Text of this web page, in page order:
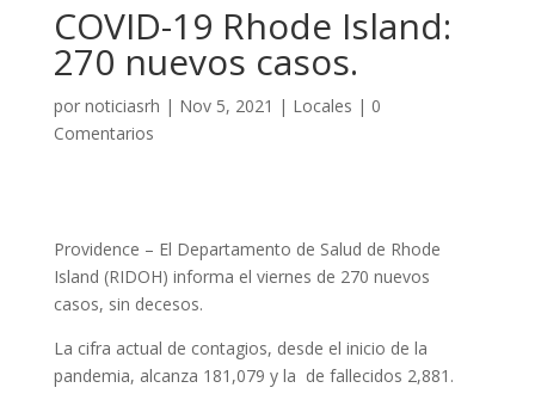
COVID-19 Rhode Island:
270 nuevos casos.
por noticiasrh | Nov 5, 2021 | Locales | 0
Comentarios
Providence – El Departamento de Salud de Rhode
Island (RIDOH) informa el viernes de 270 nuevos
casos, sin decesos.
La cifra actual de contagios, desde el inicio de la
pandemia, alcanza 181,079 y la de fallecidos 2,881.